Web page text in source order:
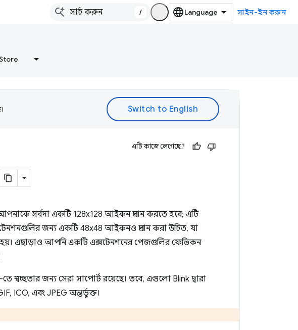
/ সাইন-ইন করুন
এটি কাজে লেগেছে?
সর্বদা একটি 128x128 আইকন প্রদান করতে হবে; এটি
জন্য একটি 48x48 আইকনও প্রদান করা উচিত, যা
এছাড়াও আপনি একটি এক্সটেনশনের পেজগুলির ফেভিকন
জন্য সেরা সাপোর্ট রয়েছে। তবে, এগুলো Blink দ্বারা
ICO, এবং JPEG অন্তর্ভুক্ত।